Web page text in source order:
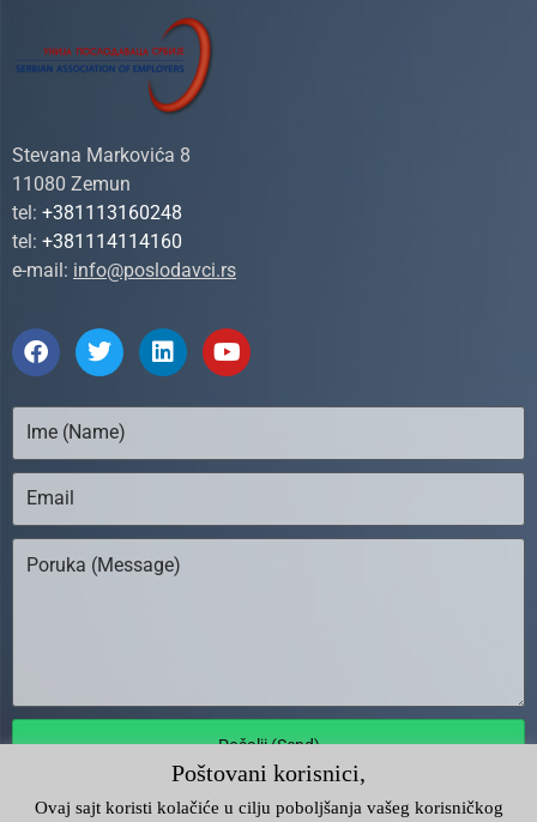
Stevana Markovića 8
11080 Zemun
tel: +381113160248
tel: +381114114160
e-mail: info@poslodavci.rs
Pošalji (Send)
Poštovani korisnici,
Ovaj sajt koristi kolačiće u cilju poboljšanja vašeg korisničkog